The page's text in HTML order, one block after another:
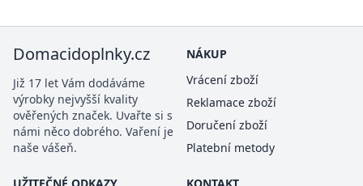
Domacidoplnky.cz
Již 17 let Vám dodáváme
výrobky nejvyšší kvality
ověřených značek. Uvařte si s
námi něco dobrého. Vaření je
naše vášeň.
NÁKUP
Vrácení zboží
Reklamace zboží
Doručení zboží
Platební metody
UŽITEČNÉ ODKAZY
KONTAKT